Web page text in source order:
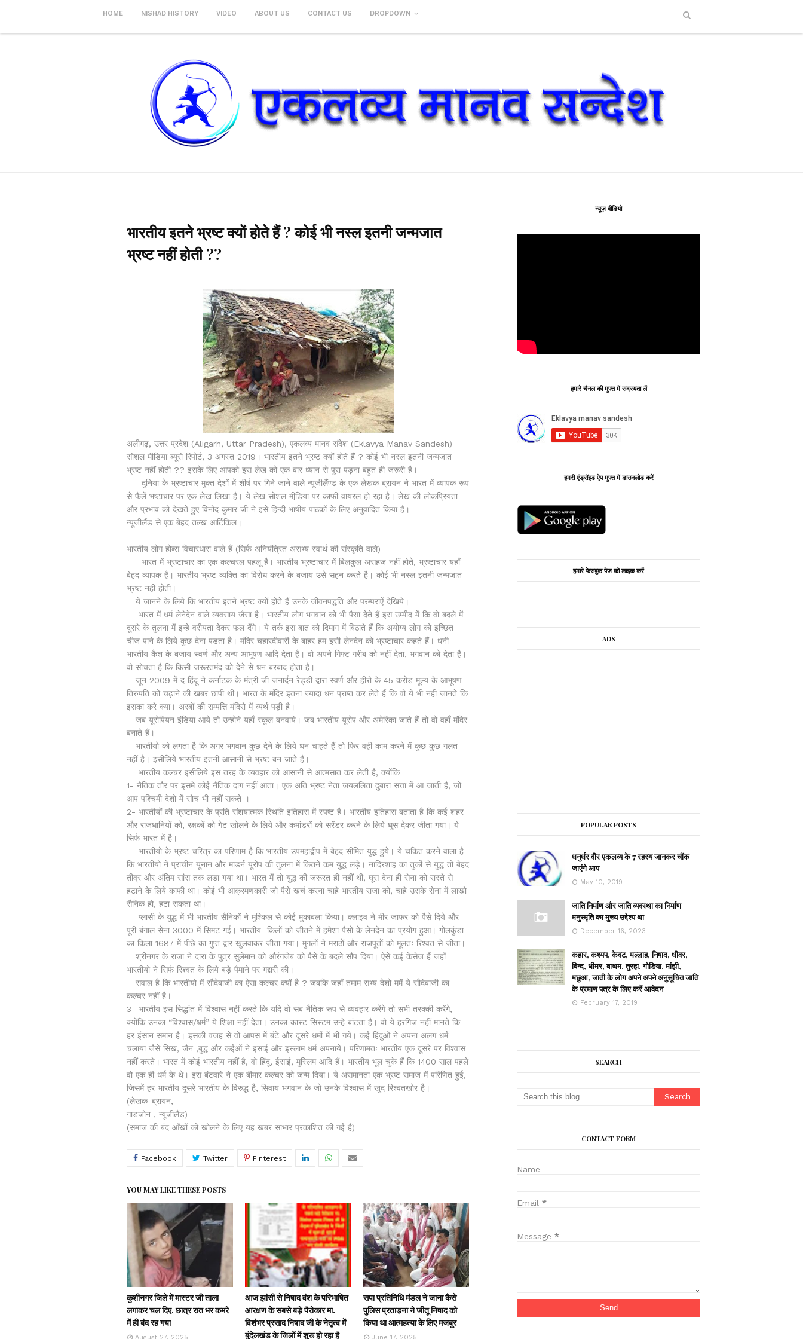
HOME NISHAD HISTORY VIDEO ABOUT US CONTACT US DROPDOWN
भारतीय इतने भ्रष्ट क्यों होते हैं ? कोई भी नस्ल इतनी जन्मजात
भ्रष्ट नहीं होती ??
अलीगढ़, उत्तर प्रदेश (Aligarh, Uttar Pradesh), एकलव्य मानव संदेश (Eklavya Manav Sandesh)
सोशल मीडिया ब्यूरो रिपोर्ट, 3 अगस्त 2019। भारतीय इतने भ्रष्ट क्यों होते हैं ? कोई भी नस्ल इतनी जन्मजात
भ्रष्ट नहीं होती ?? इसके लिए आपको इस लेख को एक बार ध्यान से पूरा पड़ना बहुत ही जरूरी है।
दुनिया के भ्रष्टाचार मुक्त देशों में शीर्ष पर गिने जाने वाले न्यूजीलैंण्ड के एक लेखक ब्रायन ने भारत में व्यापक रूप
से फैंलें भष्टाचार पर एक लेख लिखा है। ये लेख सोशल मीडि़या पर काफी वायरल हो रहा है। लेख की लोकप्रियता
और प्रभाव को देखते हुए विनोद कुमार जी ने इसे हिन्दी भाषीय पाठ़कों के लिए अनुवादित किया है। –
न्यूजीलैंड से एक बेहद तल्ख आर्टिकिल।
भारतीय लोग होब्स विचारधारा वाले हैं (सिर्फ अनियंत्रित असभ्य स्वार्थ की संस्कृति वाले)
भारत में भ्रष्टाचार का एक कल्चरल पहलू है। भारतीय भ्रष्टाचार में बिलकुल असहज नहीं होते, भ्रष्टाचार यहाँ
बेहद व्यापक है। भारतीय भ्रष्ट व्यक्ति का विरोध करने के बजाय उसे सहन करते है। कोई भी नस्ल इतनी जन्मजात
भ्रष्ट नही होती।
ये जानने के लिये कि भारतीय इतने भ्रष्ट क्यों होते हैं उनके जीवनपद्धति और परम्पराऐं देखिये।
भारत में धर्म लेनेदेन वाले व्यवसाय जैसा है। भारतीय लोग भगवान को भी पैसा देते हैं इस उम्मीद में कि वो बदले में
दूसरे के तुलना में इन्हे वरीयता देकर फल देंगे। ये तर्क इस बात को दिमाग में बिठाते हैं कि अयोग्य लोग को इच्छित
चीज पाने के लिये कुछ देना पडता है। मंदिर चहारदीवारी के बाहर हम इसी लेनदेन को भ्रष्टाचार कहते हैं। धनी
भारतीय कैश के बजाय स्वर्ण और अन्य आभूषण आदि देता है। वो अपने गिफ्ट गरीब को नहीं देता, भगवान को देता है।
वो सोचता है कि किसी जरूरतमंद को देने से धन बरबाद होता है।
जून 2009 में द हिंदू ने कर्नाटक के मंत्री जी जनार्दन रेड्डी द्वारा स्वर्ण और हीरो के 45 करोड मूल्य के आभूषण
तिरुपति को चढ़ाने की खबर छापी थी। भारत के मंदिर इतना ज्यादा धन प्राप्त कर लेते हैं कि वो ये भी नही जानते कि
इसका करे क्या। अरबों की सम्पत्ति मंदिरो में व्यर्थ पड़ी है।
जब यूरोपियन इंडिया आये तो उन्होने यहाँ स्कूल बनवाये। जब भारतीय यूरोप और अमेरिका जाते हैं तो वो वहाँ मंदिर
बनाते हैं।
भारतीयो को लगता है कि अगर भगवान कुछ देने के लिये धन चाहते हैं तो फिर वही काम करने में कुछ कुछ गलत
नहीं है। इसीलिये भारतीय इतनी आसानी से भ्रष्ट बन जाते हैं।
भारतीय कल्चर इसीलिये इस तरह के व्यवहार को आसानी से आत्मसात कर लेती है, क्योंकि
1- नैतिक तौर पर इसमे कोई नैतिक दाग नहीं आता। एक अति भ्रष्ट नेता जयललिता दुबारा सत्ता में आ जाती है, जो
आप पश्चिमी देशो में सोच भी नहीं सकते ।
2- भारतीयों की भ्रष्टाचार के प्रति संशयात्मक स्थिति इतिहास में स्पष्ट है। भारतीय इतिहास बताता है कि कई शहर
और राजधानियों को, रक्षकों को गेट खोलने के लिये और कमांडरों को सरेंडर करने के लिये घूस देकर जीता गया। ये
सिर्फ भारत में है।
भारतीयो के भ्रष्ट चरित्र का परिणाम है कि भारतीय उपमहाद्वीप में बेहद सीमित युद्ध हुये। ये चकित करने वाला है
कि भारतीयो ने प्राचीन यूनान और माडर्न यूरोप की तुलना में कितने कम युद्ध लड़े। नादिरशाह का तुर्को से युद्ध तो बेहद
तीव्र और अंतिम सांस तक लडा गया था। भारत में तो युद्ध की जरूरत ही नहीं थी, घूस देना ही सेना को रास्ते से
हटाने के लिये काफी था। कोई भी आक्रमणकारी जो पैसे खर्च करना चाहे भारतीय राजा को, चाहे उसके सेना में लाखो
सैनिक हो, हटा सकता था।
प्लासी के युद्ध में भी भारतीय सैनिकों ने मुश्किल से कोई मुकाबला किया। क्लाइव ने मीर जाफर को पैसे दिये और
पूरी बंगाल सेना 3000 में सिमट गई। भारतीय किलों को जीतने में हमेशा पैसो के लेनदेन का प्रयोग हुआ। गोलकुंडा
का किला 1687 में पीछे का गुप्त द्वार खुलवाकर जीता गया। मुगलों ने मराठों और राजपूतों को मूलतः रिश्वत से जीता।
श्रीनगर के राजा ने दारा के पुत्र सुलेमान को औरंगजेब को पैसे के बदले सौंप दिया। ऐसे कई केसेज हैं जहाँ
भारतीयो ने सिर्फ रिश्वत के लिये बड़े पैमाने पर गद्दारी की।
सवाल है कि भारतीयो में सौदेबाजी का ऐसा कल्चर क्यों है ? जबकि जहाँ तमाम सभ्य देशो ममें ये सौदेबाजी का
कल्चर नहीं है।
3- भारतीय इस सिद्धांत में विश्वास नहीं करते कि यदि वो सब नैतिक रूप से व्यवहार करेंगे तो सभी तरक्की करेंगे,
क्योंकि उनका “विश्वास/धर्म” ये शिक्षा नहीं देता। उनका कास्ट सिस्टम उन्हे बांटता है। वो ये हरगिज नहीं मानते कि
हर इंसान समान है। इसकी वजह से वो आपस में बंटे और दूसरे धर्मो में भी गये। कई हिंदुओ ने अपना अलग धर्म
चलाया जैसे सिख, जैन ,बुद्ध और कईओं ने इसाई और इस्लाम धर्म अपनाये। परिणामतः भारतीय एक दूसरे पर विश्वास
नहीं करते। भारत में कोई भारतीय नहीं है, वो हिंदू, ईसाई, मुस्लिम आदि हैं। भारतीय भूल चुके हैं कि 1400 साल पहले
वो एक ही धर्म के थे। इस बंटवारे ने एक बीमार कल्चर को जन्म दिया। ये असमानता एक भ्रष्ट समाज में परिणित हुई,
जिसमें हर भारतीय दूसरे भारतीय के विरुद्ध है, सिवाय भगवान के जो उनके विश्वास में खुद रिश्वतखोर है।
(लेखक-ब्रायन,
गाडजोन , न्यूजीलैंड)
(समाज की बंद आँखों को खोलने के लिए यह खबर साभार प्रकाशित की गई है)
YOU MAY LIKE THESE POSTS
कुशीनगर जिले में मास्टर जी ताला
लगाकर चल दिए, छात्र रात भर कमरे
में ही बंद रह गया
August 27, 2025
आज झांसी से निषाद वंश के परिभाषित
आरक्षण के सबसे बड़े पैरोकार मा.
विशंभर प्रसाद निषाद जी के नेतृत्व में
बुंदेलखंड के जिलों में शुरू हो रहा है
सपा प्रतिनिधि मंडल ने जाना कैसे
पुलिस प्रताड़ना ने जीतू निषाद को
किया था आत्महत्या के लिए मजबूर
June 17, 2025
न्यूज़ वीडियो
हमारे चैनल की मुफ्त में सदस्यता लें
हमरी एंड्रॉइड ऐप मुफ्त में डाउनलोड करें
हमारे फेसबुक पेज को लाइक करें
ADS
POPULAR POSTS
धनुर्धर वीर एकलव्य के 7 रहस्य जानकर चौंक
जाएंगे आप
May 10, 2019
जाति निर्माण और जाति व्यवस्था का निर्माण
मनुस्मृति का मुख्य उद्देश्य था
December 16, 2023
कहार, कश्यप, केवट, मल्लाह, निषाद, धीवर,
बिन्द, धीमर, बाथम, तुरहा, गोडिया, मांझी,
मछुआ, जाती के लोग अपने अपने अनुसूचित जाति
के प्रमाण पत्र के लिए करें आवेदन
February 17, 2019
SEARCH
CONTACT FORM
Name
Email*
Message*